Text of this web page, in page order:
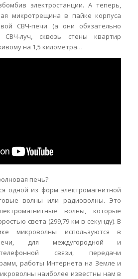
электростанции. А теперь,
микротрещина в пайке корпуса
СВЧ-печи (а они обязательно
луч, сквозь стены квартир
на 1,5 километра…
печь?
одной из форм электромагнитной
волны или радиоволны. Это
волны, которые
света (299,79 км в секунду). В
микроволны используются в
для междугородной и
связи, передачи
работы Интернета на Земле и
наиболее известны нам в